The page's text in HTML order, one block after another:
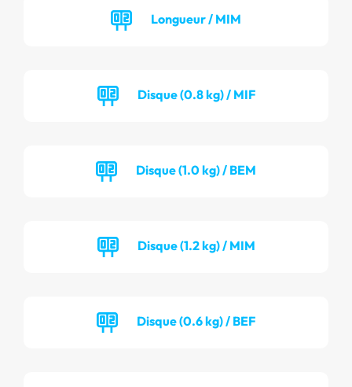
Longueur / MIM
Disque (0.8 kg) / MIF
Disque (1.0 kg) / BEM
Disque (1.2 kg) / MIM
Disque (0.6 kg) / BEF